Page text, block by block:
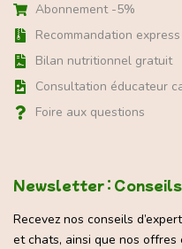
Abonnement -5%
Recommandation express
Bilan nutritionnel gratuit
Consultation éducateur
Foire aux questions
Newsletter :
Recevez nos conseils
et chats, ainsi que nos offres